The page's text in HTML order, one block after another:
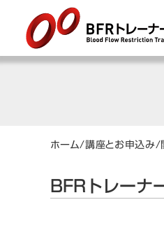
ホーム/講座とお申込み/
BFRトレーナ